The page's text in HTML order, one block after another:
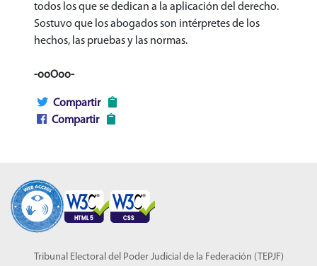
todos los que se dedican a la aplicación del derecho.
Sostuvo que los abogados son intérpretes de los
hechos, las pruebas y las normas.
-ooOoo-
Compartir
Compartir
Tribunal Electoral del Poder Judicial de la Federación (TEPJF)